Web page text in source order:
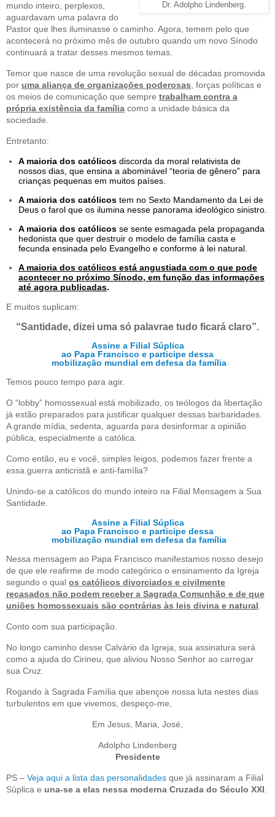
Dr. Adolpho Lindenberg.
mundo inteiro, perplexos,
aguardavam uma palavra do
Pastor que lhes iluminasse o caminho. Agora, temem pelo que
acontecerá no próximo mês de outubro quando um novo Sínodo
continuará a tratar desses mesmos temas.
Temor que nasce de uma revolução sexual de décadas promovida
por uma aliança de organizações poderosas , forças políticas e
os meios de comunicação que sempre trabalham contra a
própria existência da família como a unidade básica da
sociedade.
Entretanto:
A maioria dos católicos discorda da moral relativista de
nossos dias, que ensina a abominável “teoria de gênero” para
crianças pequenas em muitos países.
A maioria dos católicos tem no Sexto Mandamento da Lei de
Deus o farol que os ilumina nesse panorama ideológico sinistro.
A maioria dos católicos se sente esmagada pela propaganda
hedonista que quer destruir o modelo de família casta e
fecunda ensinada pelo Evangelho e conforme à lei natural.
A maioria dos católicos está angustiada com o que pode
acontecer no próximo Sínodo, em função das informações
até agora publicadas.
E muitos suplicam:
“Santidade, dizei uma só palavrae tudo ficará claro”.
Assine a Filial Súplica
ao Papa Francisco e participe dessa
mobilização mundial em defesa da família
Temos pouco tempo para agir.
O “lobby” homossexual está mobilizado, os teólogos da libertação
já estão preparados para justificar qualquer dessas barbaridades.
A grande mídia, sedenta, aguarda para desinformar a opinião
pública, especialmente a católica.
Como então, eu e você, simples leigos, podemos fazer frente a
essa guerra anticristã e anti-família?
Unindo-se a católicos do mundo inteiro na Filial Mensagem a Sua
Santidade.
Assine a Filial Súplica
ao Papa Francisco e participe dessa
mobilização mundial em defesa da família
Nessa mensagem ao Papa Francisco manifestamos nosso desejo
de que ele reafirme de modo categórico o ensinamento da Igreja
segundo o qual os católicos divorciados e civilmente
recasados não podem receber a Sagrada Comunhão e de que
uniões homossexuais são contrárias às leis divina e natural
Conto com sua participação.
No longo caminho desse Calvário da Igreja, sua assinatura será
como a ajuda do Cirineu, que aliviou Nosso Senhor ao carregar
sua Cruz.
Rogando à Sagrada Família que abençoe nossa luta nestes dias
turbulentos em que vivemos, despeço-me,
Em Jesus, Maria, José,
Adolpho Lindenberg
Presidente
PS – Veja aqui a lista das personalidades que já assinaram a Filial
Súplica e una-se a elas nessa moderna Cruzada do Século XXI